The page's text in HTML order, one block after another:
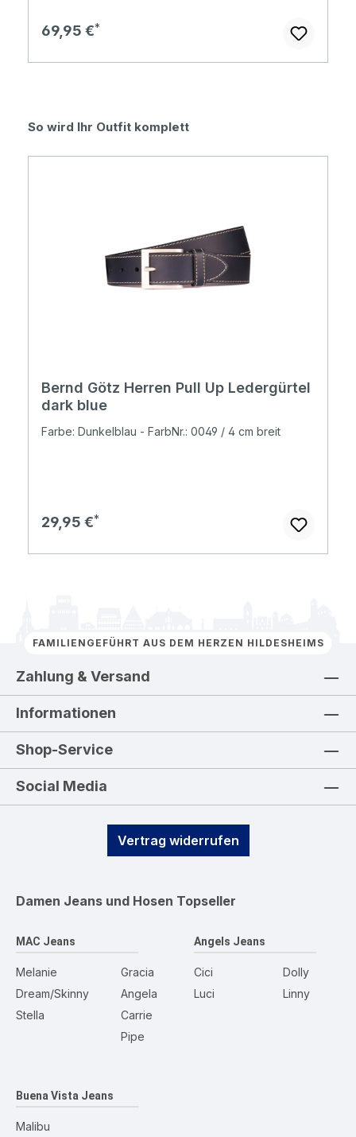
Regulärer Preis:
69,95 €
Produktgalerie überspringen
So wird Ihr Outfit komplett
Bernd Götz Herren Pull Up Ledergürtel
dark blue
Farbe: Dunkelblau - FarbNr.: 0049 / 4 cm breit
Regulärer Preis:
29,95 €
FAMILIENGEFÜHRT AUS DEM HERZEN HILDESHEIMS
Zahlung & Versand
Informationen
Shop-Service
Social Media
Vertrag widerrufen
Damen Jeans und Hosen Topseller
MAC Jeans
Melanie
Dream/Skinny
Stella
Gracia
Angela
Carrie
Pipe
Angels Jeans
Cici
Luci
Dolly
Linny
Buena Vista Jeans
Malibu